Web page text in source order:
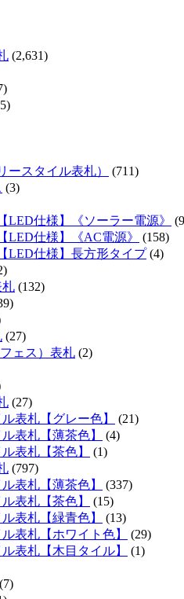
(2,631)
ースタイル表札）
(711)
(3)
LED仕様】《ソーラー電源》
LED仕様】《AC電源》
(158)
LED仕様】長方形タイプ(4)
札 (132)
(27)
ェス）表札 (2)
(27)
表札【グレー色】
(21)
表札【薄茶色】
(4)
表札【茶色】
(1)
(797)
表札【薄茶色】
(337)
表札【茶色】
(15)
表札【緑青色】
(13)
表札【ホワイト色】
(29)
表札【木目タイル】
(1)
(7)